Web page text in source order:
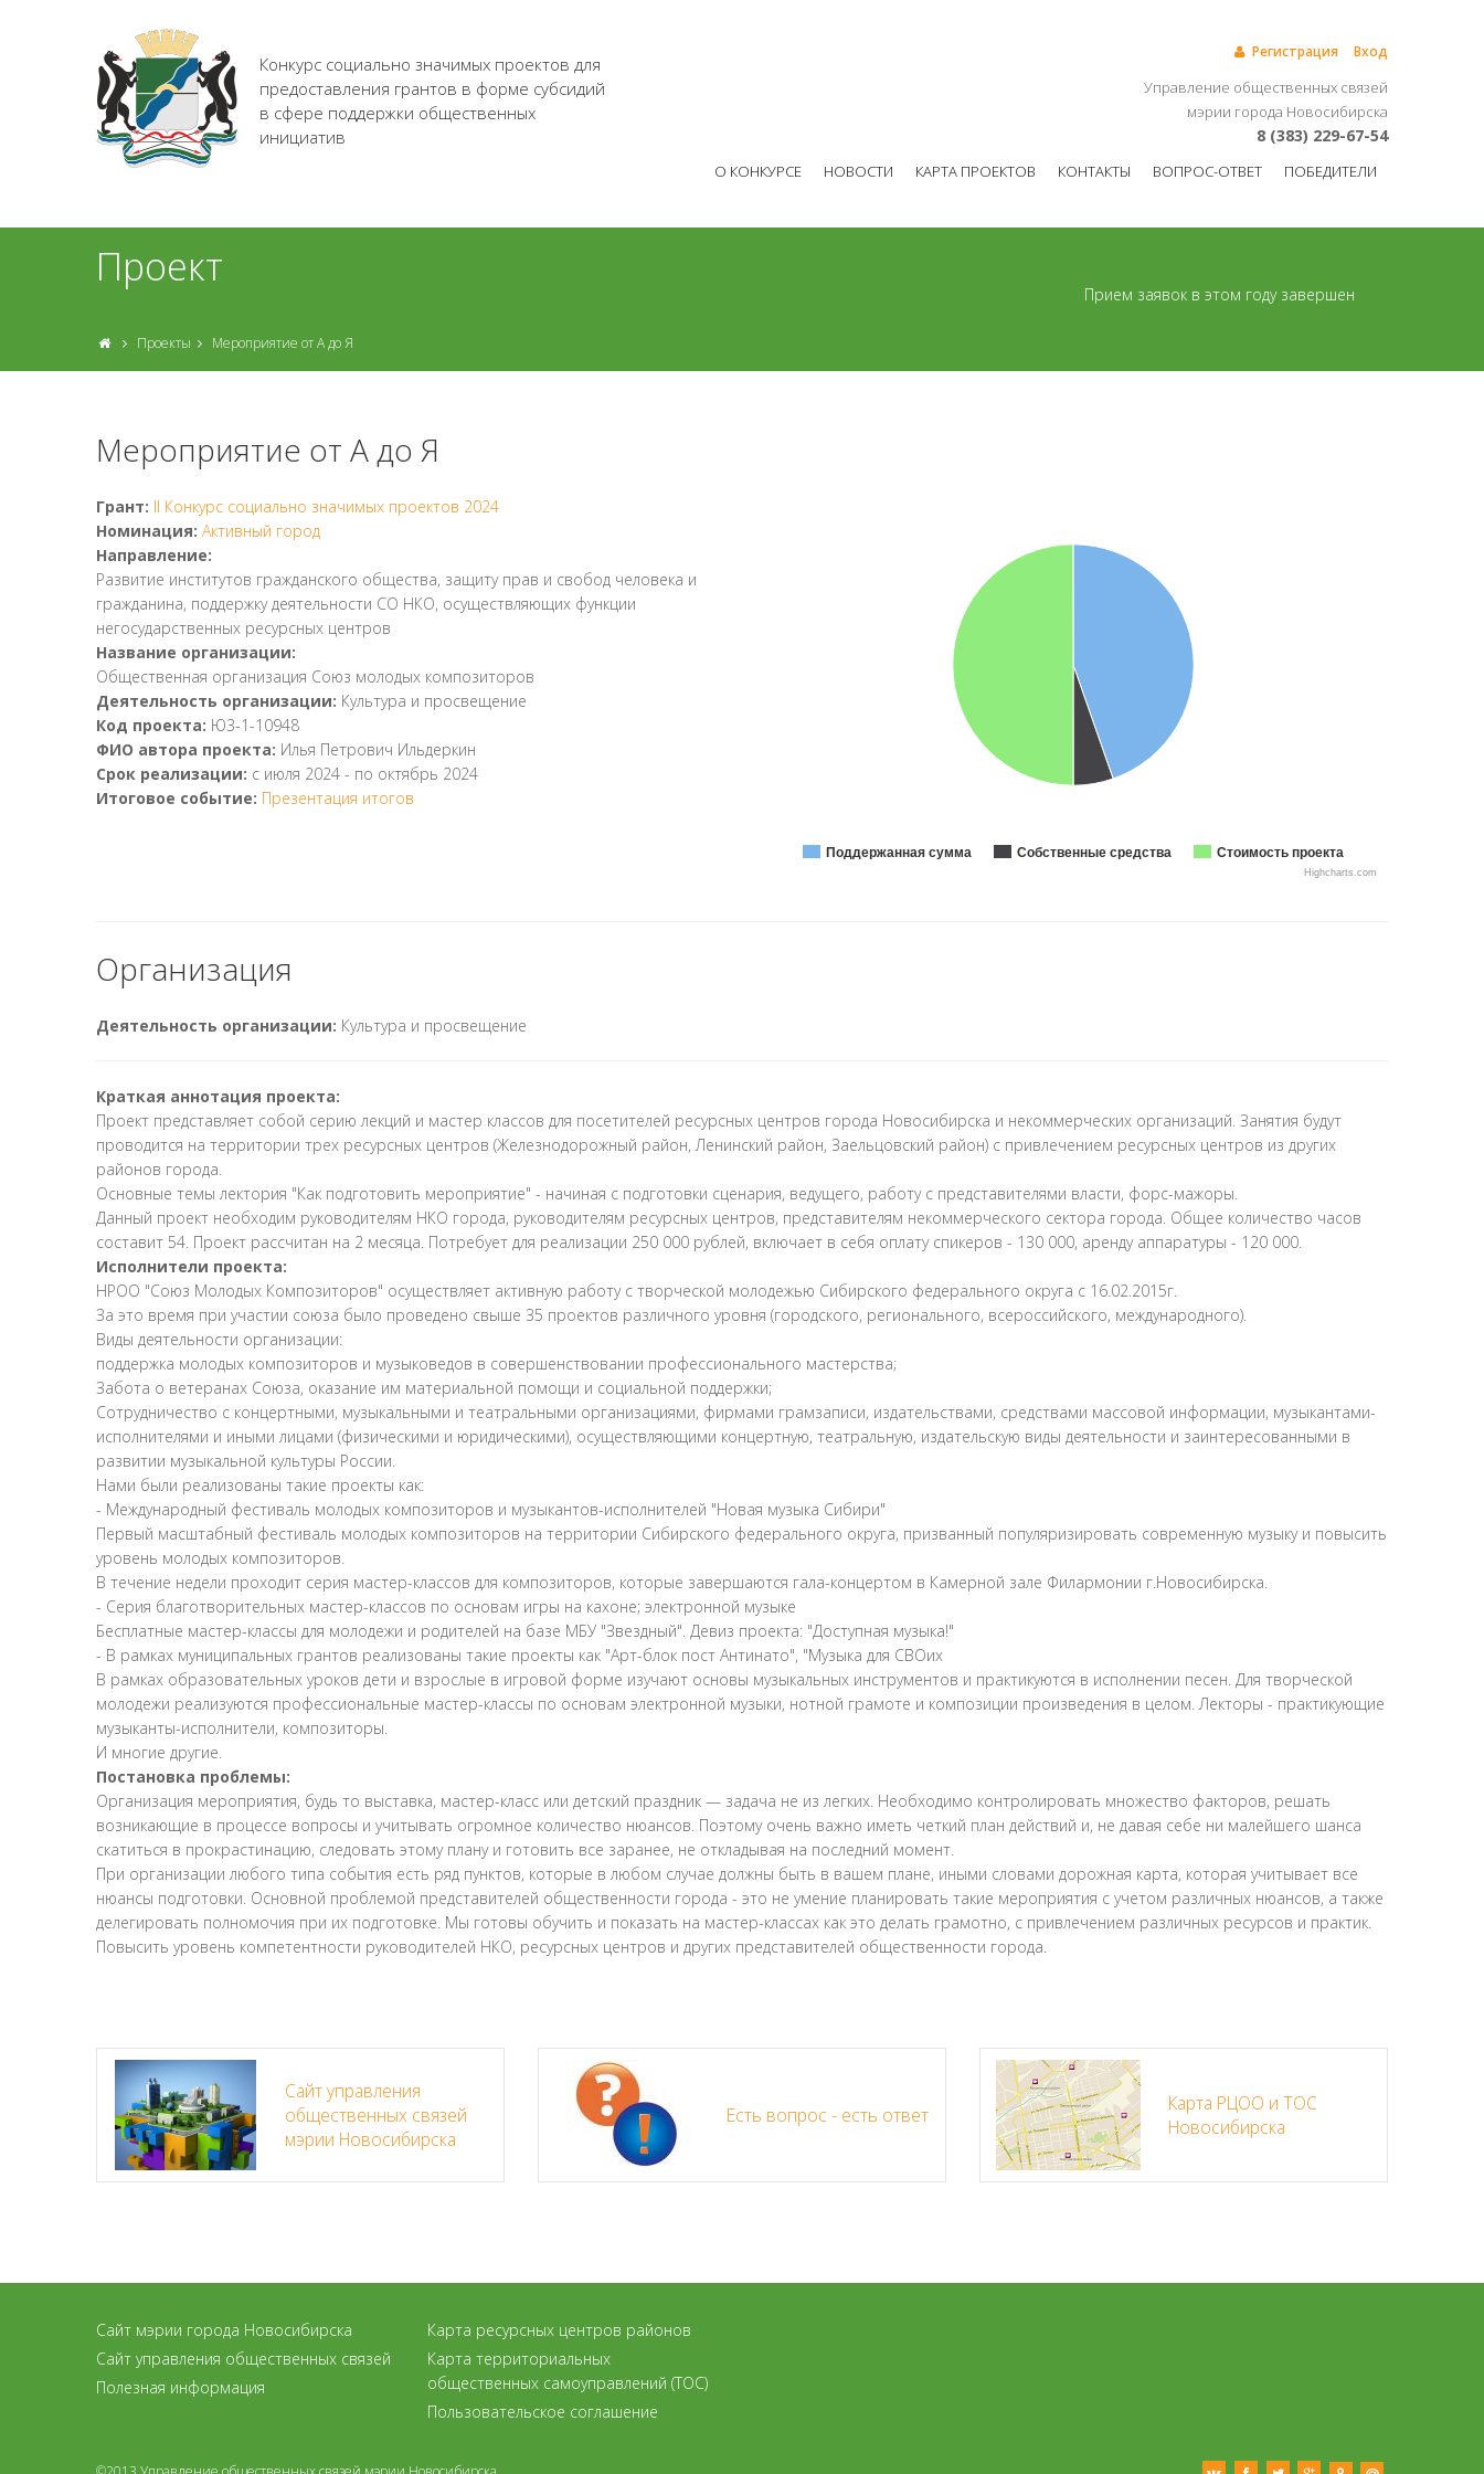
Регистрация Вход
Конкурс социально значимых проектов для
предоставления грантов в форме субсидий
в сфере поддержки общественных
инициатив
Управление общественных связей
мэрии города Новосибирска
8 (383) 229-67-54
О КОНКУРСЕ НОВОСТИ КАРТА ПРОЕКТОВ КОНТАКТЫ ВОПРОС-ОТВЕТ ПОБЕДИТЕЛИ
Проект
Прием заявок в этом году завершен
Проекты Мероприятие от А до Я
Мероприятие от А до Я
Грант: II Конкурс социально значимых проектов 2024
Номинация: Активный город
Направление:
Развитие институтов гражданского общества, защиту прав и свобод человека и
гражданина, поддержку деятельности СО НКО, осуществляющих функции
негосударственных ресурсных центров
Название организации:
Общественная организация Союз молодых композиторов
Деятельность организации: Культура и просвещение
Код проекта: Ю3-1-10948
ФИО автора проекта: Илья Петрович Ильдеркин
Срок реализации: с июля 2024 - по октябрь 2024
Итоговое событие: Презентация итогов
Поддержанная сумма Собственные средства Стоимость проекта
Highcharts.com
Организация
Деятельность организации: Культура и просвещение
Краткая аннотация проекта:
Проект представляет собой серию лекций и мастер классов для посетителей ресурсных центров города Новосибирска и некоммерческих организаций. Занятия будут
проводится на территории трех ресурсных центров (Железнодорожный район, Ленинский район, Заельцовский район) с привлечением ресурсных центров из других
районов города.
Основные темы лектория "Как подготовить мероприятие" - начиная с подготовки сценария, ведущего, работу с представителями власти, форс-мажоры.
Данный проект необходим руководителям НКО города, руководителям ресурсных центров, представителям некоммерческого сектора города. Общее количество часов
составит 54. Проект рассчитан на 2 месяца. Потребует для реализации 250 000 рублей, включает в себя оплату спикеров - 130 000, аренду аппаратуры - 120 000.
Исполнители проекта:
НРОО "Союз Молодых Композиторов" осуществляет активную работу с творческой молодежью Сибирского федерального округа с 16.02.2015г.
За это время при участии союза было проведено свыше 35 проектов различного уровня (городского, регионального, всероссийского, международного).
Виды деятельности организации:
поддержка молодых композиторов и музыковедов в совершенствовании профессионального мастерства;
Забота о ветеранах Союза, оказание им материальной помощи и социальной поддержки;
Сотрудничество с концертными, музыкальными и театральными организациями, фирмами грамзаписи, издательствами, средствами массовой информации, музыкантами-
исполнителями и иными лицами (физическими и юридическими), осуществляющими концертную, театральную, издательскую виды деятельности и заинтересованными в
развитии музыкальной культуры России.
Нами были реализованы такие проекты как:
- Международный фестиваль молодых композиторов и музыкантов-исполнителей "Новая музыка Сибири"
Первый масштабный фестиваль молодых композиторов на территории Сибирского федерального округа, призванный популяризировать современную музыку и повысить
уровень молодых композиторов.
В течение недели проходит серия мастер-классов для композиторов, которые завершаются гала-концертом в Камерной зале Филармонии г.Новосибирска.
- Серия благотворительных мастер-классов по основам игры на кахоне; электронной музыке
Бесплатные мастер-классы для молодежи и родителей на базе МБУ "Звездный". Девиз проекта: "Доступная музыка!"
- В рамках муниципальных грантов реализованы такие проекты как "Арт-блок пост Антинато", "Музыка для СВОих
В рамках образовательных уроков дети и взрослые в игровой форме изучают основы музыкальных инструментов и практикуются в исполнении песен. Для творческой
молодежи реализуются профессиональные мастер-классы по основам электронной музыки, нотной грамоте и композиции произведения в целом. Лекторы - практикующие
музыканты-исполнители, композиторы.
И многие другие.
Постановка проблемы:
Организация мероприятия, будь то выставка, мастер-класс или детский праздник — задача не из легких. Необходимо контролировать множество факторов, решать
возникающие в процессе вопросы и учитывать огромное количество нюансов. Поэтому очень важно иметь четкий план действий и, не давая себе ни малейшего шанса
скатиться в прокрастинацию, следовать этому плану и готовить все заранее, не откладывая на последний момент.
При организации любого типа события есть ряд пунктов, которые в любом случае должны быть в вашем плане, иными словами дорожная карта, которая учитывает все
нюансы подготовки. Основной проблемой представителей общественности города - это не умение планировать такие мероприятия с учетом различных нюансов, а также
делегировать полномочия при их подготовке. Мы готовы обучить и показать на мастер-классах как это делать грамотно, с привлечением различных ресурсов и практик.
Повысить уровень компетентности руководителей НКО, ресурсных центров и других представителей общественности города.
Сайт управления
общественных связей
мэрии Новосибирска
Есть вопрос - есть ответ
Карта РЦОО и ТОС
Новосибирска
Сайт мэрии города Новосибирска
Сайт управления общественных связей
Полезная информация
Карта ресурсных центров районов
Карта территориальных
общественных самоуправлений (ТОС)
Пользовательское соглашение